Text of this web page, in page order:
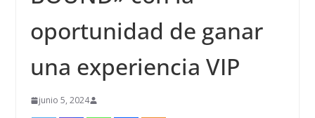
oportunidad de ganar
una experiencia VIP
junio 5, 2024